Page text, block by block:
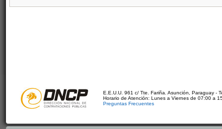
E.E.U.U. 961 c/ Tte. Fariña. Asunción, Paraguay -
Horario de Atención: Lunes a Viernes de 07:00 a
Preguntas Frecuentes